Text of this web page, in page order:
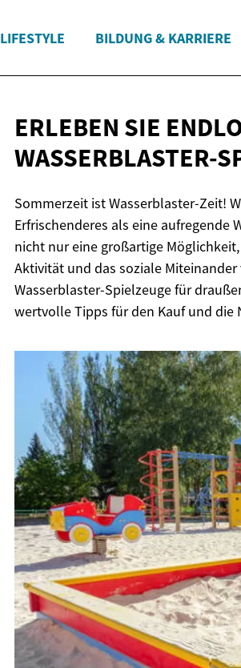
LIFESTYLE BILDUNG & KARRIERE
ERLEBEN SIE
ASSERBLASTER-
Sommerzeit ist Wasserblaster-Zeit!
Erfrischenderes als eine aufregende
nicht nur eine großartige
Aktivität und das soziale
Wasserblaster-Spielzeuge für
wertvolle Tipps für den Kauf und